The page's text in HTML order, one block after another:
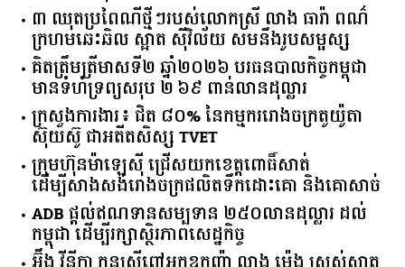
៣ ឈុតប្រពៃណីថ្មីៗរបស់លោកស្រី លាង ធារ៉ា ពណ៌
ក្រហមឆេះឆិល ស្អាត ​ស៊ីវិល័យ សមនឹងរូបសម្ផស្ស
គិត​ត្រឹមត្រីមាស​ទី​២​ ​ឆ្នាំ​២០២៦​ បរធន​បាលកិច្ច​កម្ពុជា​ ​
មាន​ទំហំ​ទ្រព្យ​សរុប​ ​២.៦៩​ ​ពាន់លាន​ដុល្លារ​
ក្រសួង​ការងារ​៖ ​ជិត​ ​៨០​% ​នៃ​កម្មករ​រោងចក្រ​តូយ៉ូតា ​
ស៊ុយ​ស៊ូ ​ជា​អតីត​សិស្ស​ ​TVET​
ក្រុមហ៊ុន​ម៉ាឡេស៊ី ជ្រើសយកខេត្ដពោធិ៍សាត់
ដើម្បីសាងសង់រោងចក្រផលិតទឹកដោះគោ និងគោសាច់
ADB ផ្តល់ឥណទានសម្បទាន ២៥០លានដុល្លារ ដល់
កម្ពុជា ដើម្បីរក្សាស្ថិរភាពសេដ្ឋកិច្ច